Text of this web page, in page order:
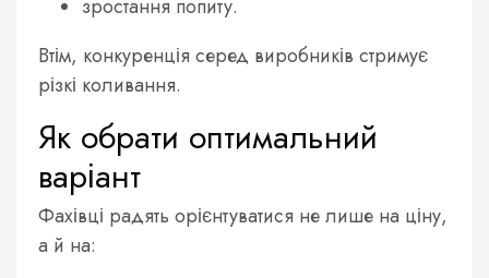
зростання попиту.
Втім, конкуренція серед виробників стримує
різкі коливання.
Як обрати оптимальний
варіант
Фахівці радять орієнтуватися не лише на ціну,
а й на: